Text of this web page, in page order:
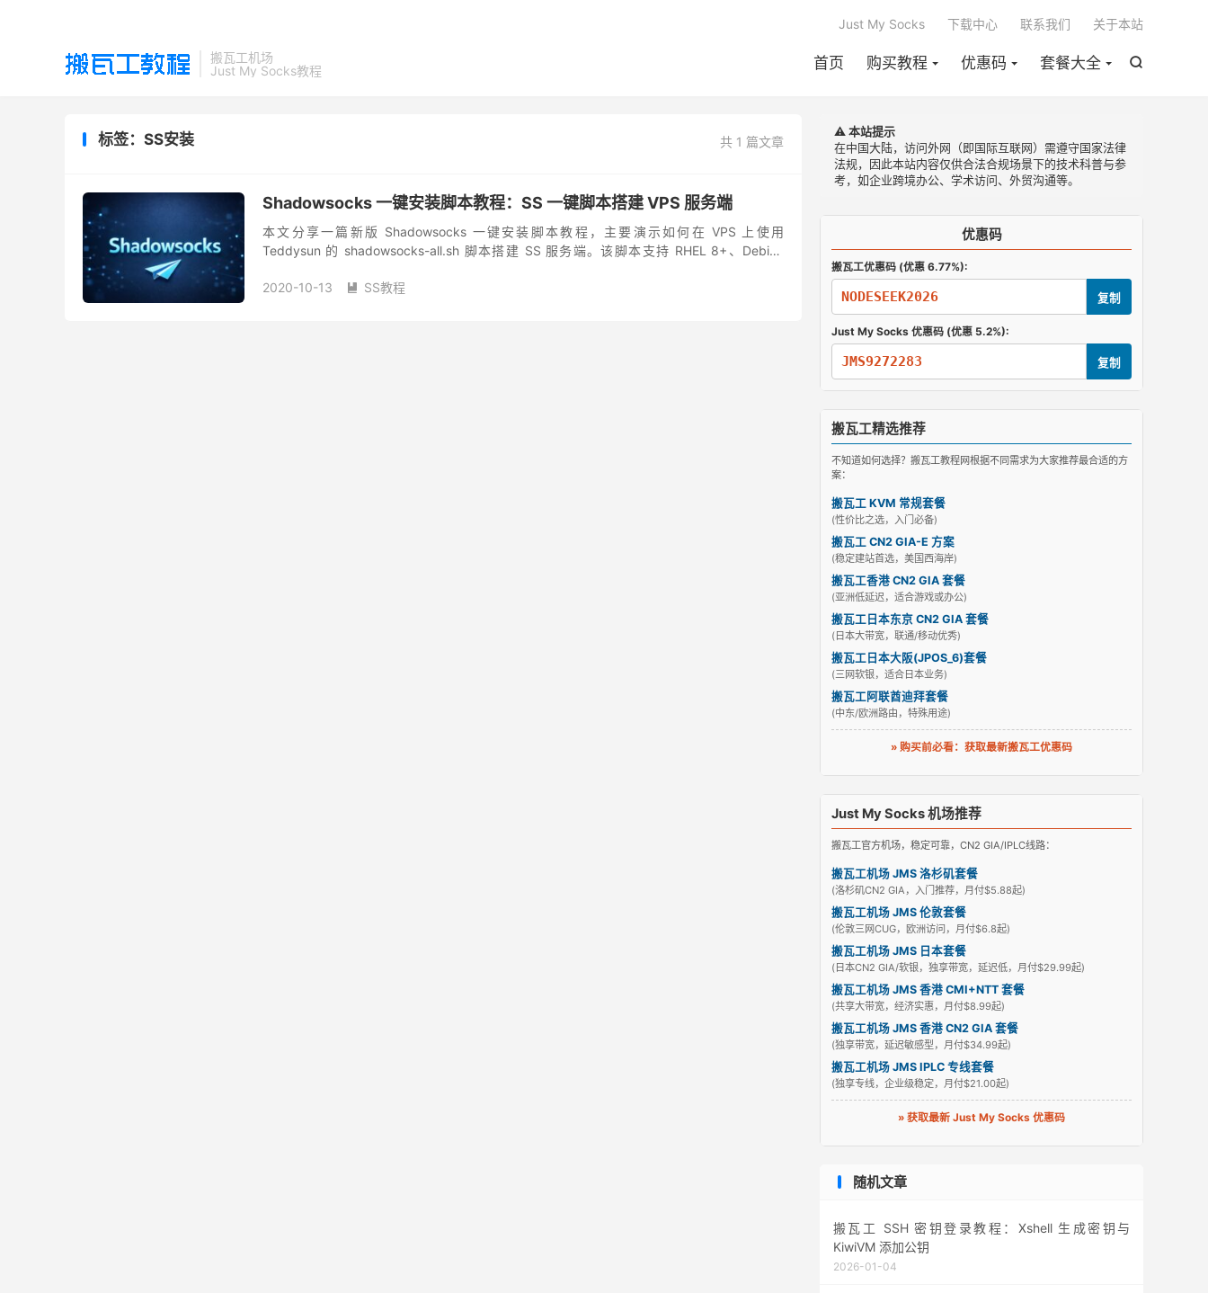
搬瓦工机场
Just My Socks教程

首页 购买教程 优惠码 套餐大全
Just My Socks 下载中心 联系我们 关于本站
共 1 篇文章
标签：SS安装
Shadowsocks 一键安装脚本教程：SS 一键脚本搭建 VPS 服务端
本文分享一篇新版 Shadowsocks 一键安装脚本教程，主要演示如何在 VPS 上使用
Teddysun 的 shadowsocks-all.sh 脚本搭建 SS 服务端。该脚本支持 RHEL 8+、Debian
2020-10-13
 SS教程
⚠️ 本站提示
在中国大陆，访问外网（即国际互联网）需遵守国家法律
法规，因此本站内容仅供合法合规场景下的技术科普与参
考，如企业跨境办公、学术访问、外贸沟通等。
优惠码
搬瓦工优惠码 (优惠 6.77%):
NODESEEK2026 复制
Just My Socks 优惠码 (优惠 5.2%):
JMS9272283 复制
搬瓦工精选推荐
不知道如何选择？搬瓦工教程网根据不同需求为大家推荐最合适的方
案：
搬瓦工 KVM 常规套餐
(性价比之选，入门必备)
搬瓦工 CN2 GIA-E 方案
(稳定建站首选，美国西海岸)
搬瓦工香港 CN2 GIA 套餐
(亚洲低延迟，适合游戏或办公)
搬瓦工日本东京 CN2 GIA 套餐
(日本大带宽，联通/移动优秀)
搬瓦工日本大阪(JPOS_6)套餐
(三网软银，适合日本业务)
搬瓦工阿联酋迪拜套餐
(中东/欧洲路由，特殊用途)
» 购买前必看：获取最新搬瓦工优惠码
Just My Socks 机场推荐
搬瓦工官方机场，稳定可靠，CN2 GIA/IPLC线路：
搬瓦工机场 JMS 洛杉矶套餐
(洛杉矶CN2 GIA，入门推荐，月付$5.88起)
搬瓦工机场 JMS 伦敦套餐
(伦敦三网CUG，欧洲访问，月付$6.8起)
搬瓦工机场 JMS 日本套餐
(日本CN2 GIA/软银，独享带宽，延迟低，月付$29.99起)
搬瓦工机场 JMS 香港 CMI+NTT 套餐
(共享大带宽，经济实惠，月付$8.99起)
搬瓦工机场 JMS 香港 CN2 GIA 套餐
(独享带宽，延迟敏感型，月付$34.99起)
搬瓦工机场 JMS IPLC 专线套餐
(独享专线，企业级稳定，月付$21.00起)
» 获取最新 Just My Socks 优惠码
随机文章
搬瓦工 SSH 密钥登录教程：Xshell 生成密钥与
KiwiVM 添加公钥
2026-01-04